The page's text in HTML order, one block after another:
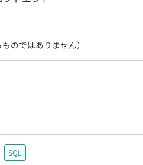
のではありません）
SQL